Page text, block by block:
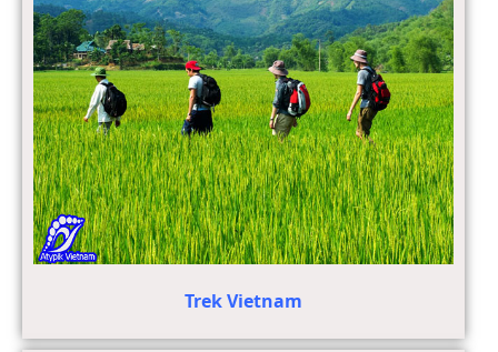
Trek Vietnam